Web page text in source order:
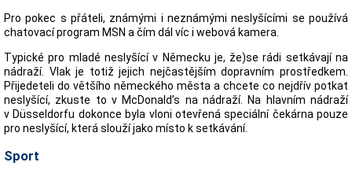
Pro pokec s přáteli, známými i neznámými neslyšícími se používá
chatovací program MSN a čím dál víc i webová kamera.
Typické pro mladé neslyšící v Německu je, že)se rádi setkávají na
nádraží. Vlak je totiž jejich nejčastějším dopravním prostředkem.
Přijedeteli do většího německého města a chcete co nejdřív potkat
neslyšící, zkuste to v McDonald’s na nádraží. Na hlavním nádraží
v Düsseldorfu dokonce byla vloni otevřená speciální čekárna pouze
pro neslyšící, která slouží jako místo k setkávání.
Sport